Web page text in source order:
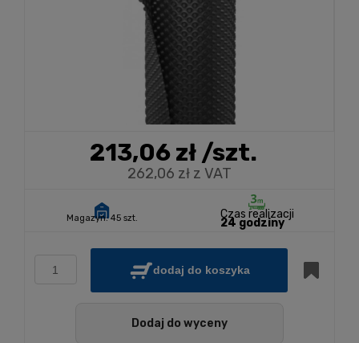
213,06 zł/szt.
262,06 zł z VAT
Magazyn: 45 szt. Czas realizacji
24 godziny
dodaj do koszyka
Dodaj do wyceny